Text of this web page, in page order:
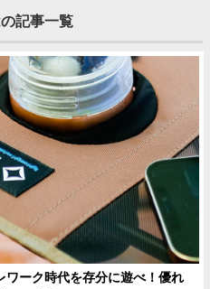
記事一覧
ーク時代を存分に遊べ！優れ